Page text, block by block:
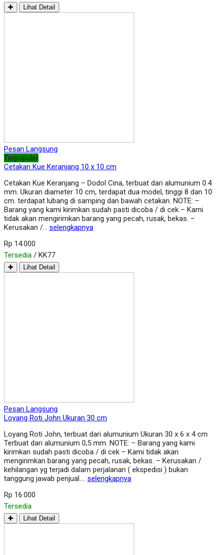
✚ Lihat Detail
Pesan Langsung
Terpopuler
Cetakan Kue Keranjang 10 x 10 cm
Cetakan Kue Keranjang – Dodol Cina, terbuat dari alumunium 0.4
mm. Ukuran diameter 10 cm, terdapat dua model, tinggi 8 dan 10
cm. terdapat lubang di samping dan bawah cetakan. NOTE: –
Barang yang kami kirimkan sudah pasti dicoba / di cek – Kami
tidak akan mengirimkan barang yang pecah, rusak, bekas. –
Kerusakan /… selengkapnya
Rp 14.000
Tersedia / KK77
✚ Lihat Detail
Pesan Langsung
Loyang Roti John Ukuran 30 cm
Loyang Roti John, terbuat dari alumunium Ukuran 30 x 6 x 4 cm
Terbuat dari alumunium 0,5 mm. NOTE: – Barang yang kami
kirimkan sudah pasti dicoba / di cek – Kami tidak akan
mengirimkan barang yang pecah, rusak, bekas. – Kerusakan /
kehilangan yg terjadi dalam perjalanan ( ekspedisi ) bukan
tanggung jawab penjual…. selengkapnya
Rp 16.000
Tersedia
✚ Lihat Detail